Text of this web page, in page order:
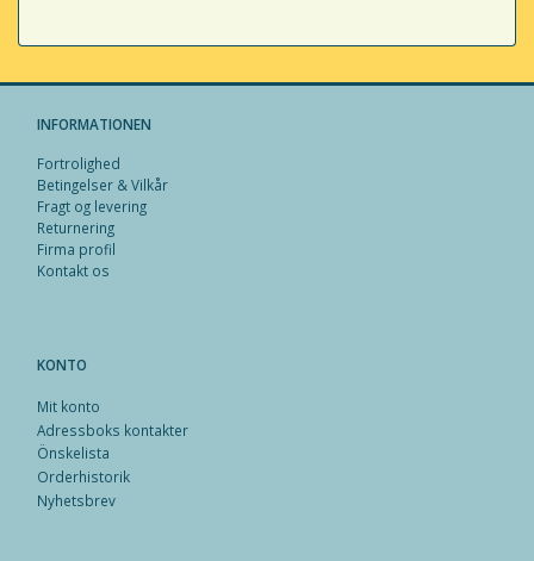
INFORMATIONEN
Fortrolighed
Betingelser & Vilkår
Fragt og levering
Returnering
Firma profil
Kontakt os
KONTO
Mit konto
Adressboks kontakter
Önskelista
Orderhistorik
Nyhetsbrev